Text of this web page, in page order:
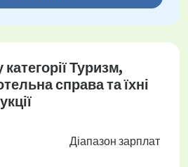
Туризм,
справа та їхні
Діапазон зарплат